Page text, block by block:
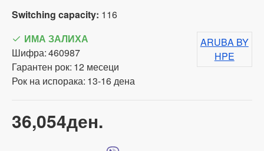
Switching capacity: 116
36,054ден.
ИМА ЗАЛИХА
Шифра:460987
Гарантен рок: 12 месеци
Рок на испорака: 13-16 дена
ARUBA BY
HPE